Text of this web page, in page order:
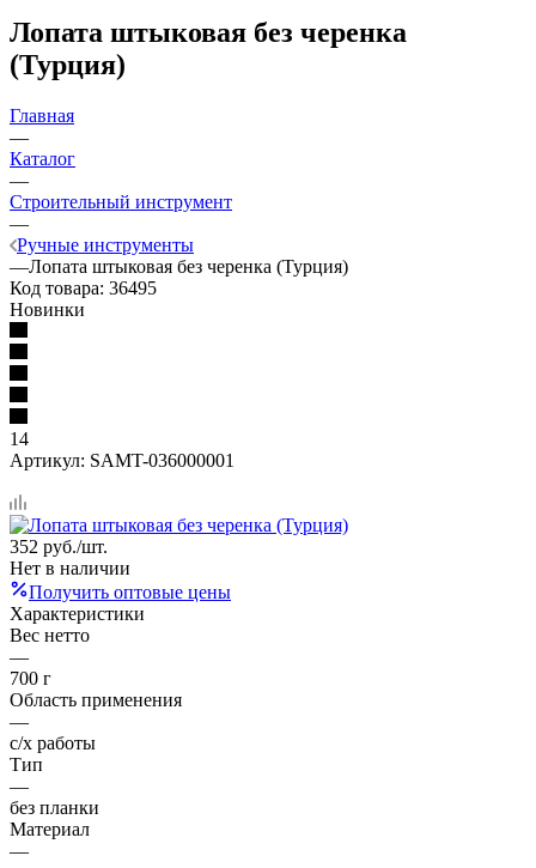
Лопата штыковая без черенка
(Турция)
Главная
—
Каталог
—
Строительный инструмент
—
Ручные инструменты
—Лопата штыковая без черенка (Турция)
Код товара: 36495
Новинки
14
Артикул: SAMT-036000001
352 руб./шт.
Нет в наличии
Получить оптовые цены
Характеристики
Вес нетто
—
700 г
Область применения
—
с/х работы
Тип
—
без планки
Материал
—